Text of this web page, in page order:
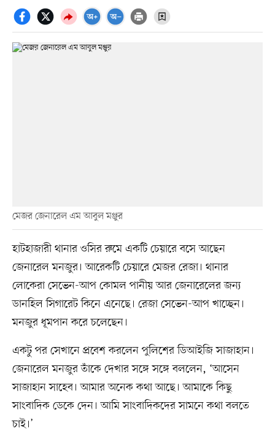
মেজর জেনারেল এম আবুল মঞ্জুর
হাটহাজারী থানার ওসির রুমে একটি চেয়ারে বসে আছেন
জেনারেল মনজুর। আরেকটি চেয়ারে মেজর রেজা। থানার
লোকেরা সেভেন-আপ কোমল পানীয় আর জেনারেলের জন্য
ডানহিল সিগারেট কিনে এনেছে। রেজা সেভেন-আপ খাচ্ছেন।
মনজুর ধূমপান করে চলেছেন।
একটু পর সেখানে প্রবেশ করলেন পুলিশের ডিআইজি সাজাহান।
জেনারেল মনজুর তাঁকে দেখার সঙ্গে সঙ্গে বললেন, ‘আসেন
সাজাহান সাহেব। আমার অনেক কথা আছে। আমাকে কিছু
সাংবাদিক ডেকে দেন। আমি সাংবাদিকদের সামনে কথা বলতে
চাই।’